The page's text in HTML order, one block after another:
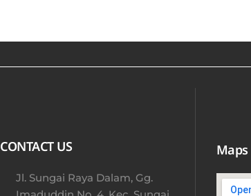
CONTACT US
Jl. Sungai Raya Dalam, Gg.
Maps